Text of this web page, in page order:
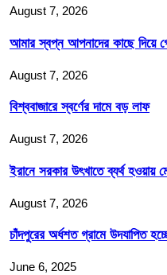
August 7, 2026
আমার স্বপ্ন আপনাদের কাছে দিয়ে
August 7, 2026
বিশ্ববাজারে স্বর্ণের দামে বড় লাফ
August 7, 2026
ইরানে সরকার উৎখাতে ব্যর্থ হওয়ায়
August 7, 2026
চাঁদপুরের অর্ধশত গ্রামে উদযাপিত
June 6, 2025